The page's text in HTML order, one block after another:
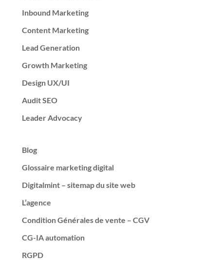
Inbound Marketing
Content Marketing
Lead Generation
Growth Marketing
Design UX/UI
Audit SEO
Leader Advocacy
Blog
Glossaire marketing digital
Digitalmint – sitemap du site web
L’agence
Condition Générales de vente – CGV
CG-IA automation
RGPD